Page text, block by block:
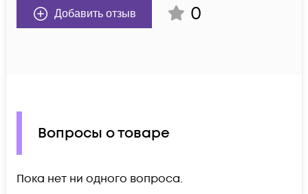
Добавить отзыв 0
Вопросы о товаре
Пока нет ни одного вопроса.